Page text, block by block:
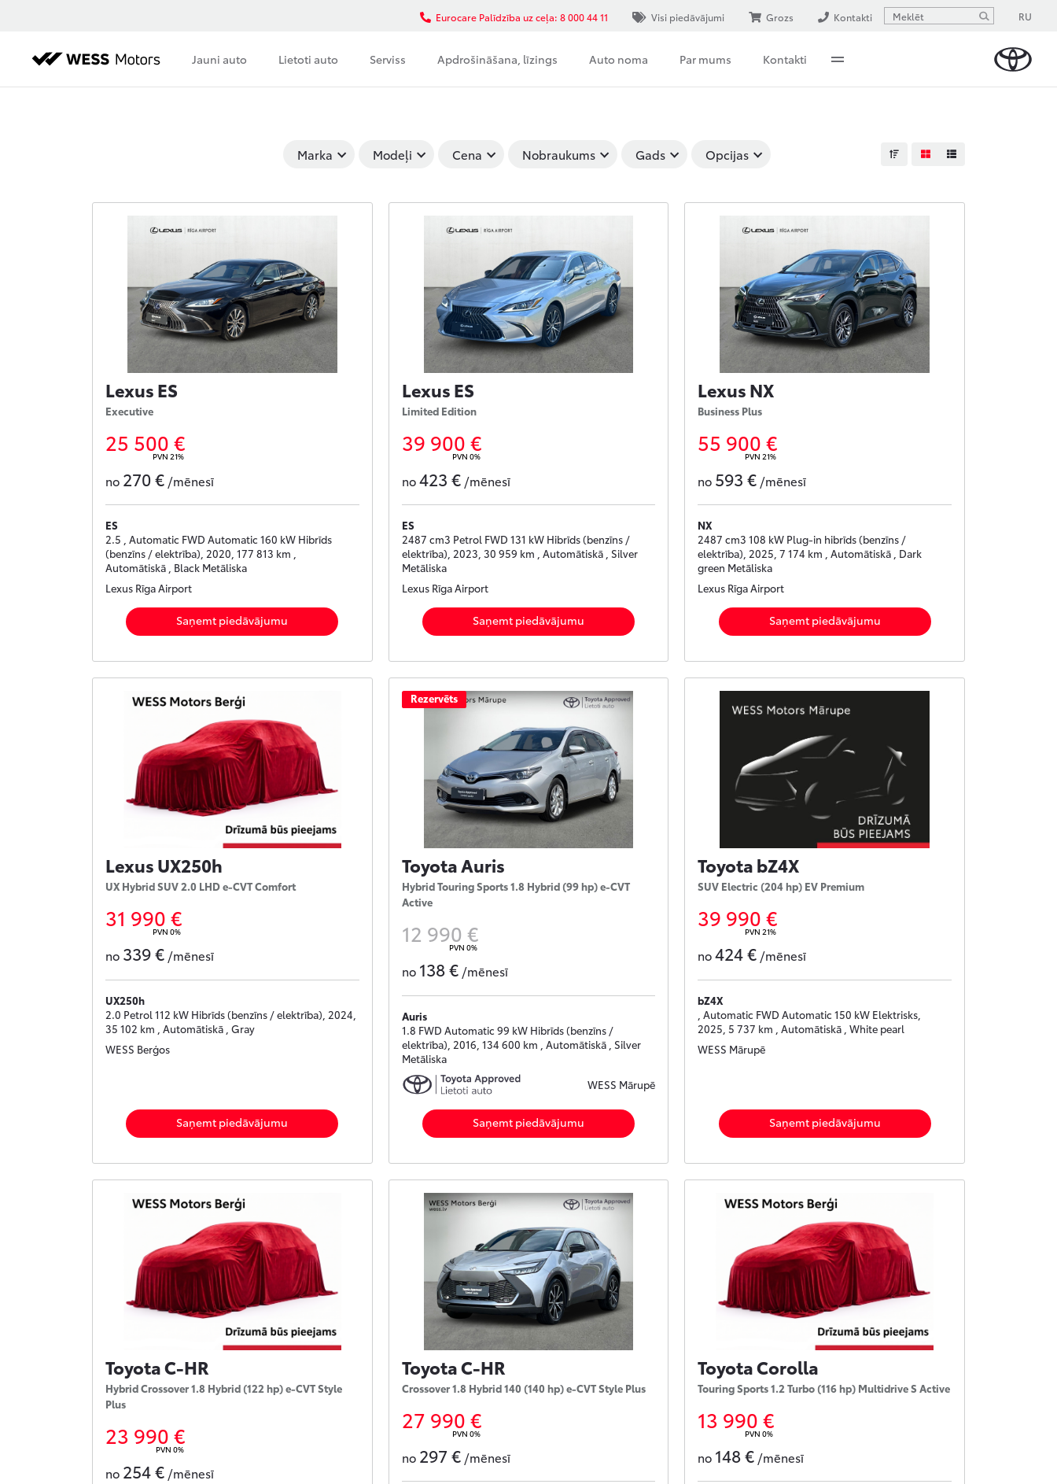
Jauni auto Lietoti auto Serviss Apdrošināšana, līzings Auto noma Par mums Kontakti
Eurocare Palīdzība uz ceļa: 8 000 44 11 Visi piedāvājumi Grozs Kontakti RU
Marka Modeļi Cena Nobraukums Gads Opcijas
Lexus ES
Executive
25 500 €
PVN 21%
no 270 € /mēnesī
ES
2.5 , Automatic FWD Automatic 160 kW Hibrīds
(benzīns / elektrība), 2020, 177 813 km ,
Automātiskā , Black Metāliska
Lexus Rīga Airport
Saņemt piedāvājumu
Lexus ES
Limited Edition
39 900 €
PVN 0%
no423 €/mēnesī
ES
2487 cm3 Petrol FWD 131 kW Hibrīds (benzīns /
elektrība), 2023, 30 959 km , Automātiskā , Silver
Metāliska
Lexus Rīga Airport
Saņemt piedāvājumu
Lexus NX
Business Plus
55 900 €
PVN 21%
no 593 € /mēnesī
NX
2487 cm3 108 kW Plug-in hibrīds (benzīns /
elektrība), 2025, 7 174 km , Automātiskā , Dark
green Metāliska
Lexus Rīga Airport
Saņemt piedāvājumu
Lexus UX250h
UX Hybrid SUV 2.0 LHD e-CVT Comfort
31 990 €
PVN 0%
no 339 € /mēnesī
UX250h
2.0 Petrol 112 kW Hibrīds (benzīns / elektrība), 2024,
35 102 km , Automātiskā , Gray
WESS Berģos
Saņemt piedāvājumu
Rezervēts
Toyota Auris
Hybrid Touring Sports 1.8 Hybrid (99 hp) e-CVT
Active
12 990 €
PVN 0%
no 138 €/mēnesī
Auris
1.8 FWD Automatic 99 kW Hibrīds (benzīns /
elektrība), 2016, 134 600 km , Automātiskā , Silver
Metāliska
WESS Mārupē
Saņemt piedāvājumu
Toyota bZ4X
SUV Electric (204 hp) EV Premium
39 990 €
PVN 21%
no424 € /mēnesī
bZ4X
, Automatic FWD Automatic 150 kW Elektrisks,
2025, 5 737 km , Automātiskā , White pearl
WESS Mārupē
Saņemt piedāvājumu
Toyota C-HR
Hybrid Crossover 1.8 Hybrid (122 hp) e-CVT Style
Plus
23 990 €
PVN 0%
no 254 € /mēnesī
Toyota C-HR
Crossover 1.8 Hybrid 140 (140 hp) e-CVT Style Plus
27 990 €
PVN 0%
no 297 €/mēnesī
Toyota Corolla
Touring Sports 1.2 Turbo (116 hp) Multidrive S Active
13 990 €
PVN 0%
no 148 € /mēnesī